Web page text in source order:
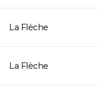
La Flèche
La Flèche